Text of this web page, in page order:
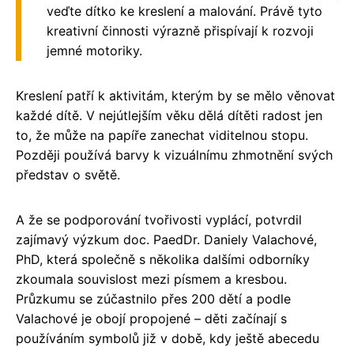
veďte dítko ke kreslení a malování. Právě tyto
kreativní činnosti výrazně přispívají k rozvoji
jemné motoriky.
Kreslení patří k aktivitám, kterým by se mělo věnovat
každé dítě. V nejútlejším věku dělá dítěti radost jen
to, že může na papíře zanechat viditelnou stopu.
Později používá barvy k vizuálnímu zhmotnění svých
představ o světě.
A že se podporování tvořivosti vyplácí, potvrdil
zajímavý výzkum doc. PaedDr. Daniely Valachové,
PhD, která společně s několika dalšími odborníky
zkoumala souvislost mezi písmem a kresbou.
Průzkumu se zúčastnilo přes 200 dětí a podle
Valachové je obojí propojené – děti začínají s
používáním symbolů již v době, kdy ještě abecedu